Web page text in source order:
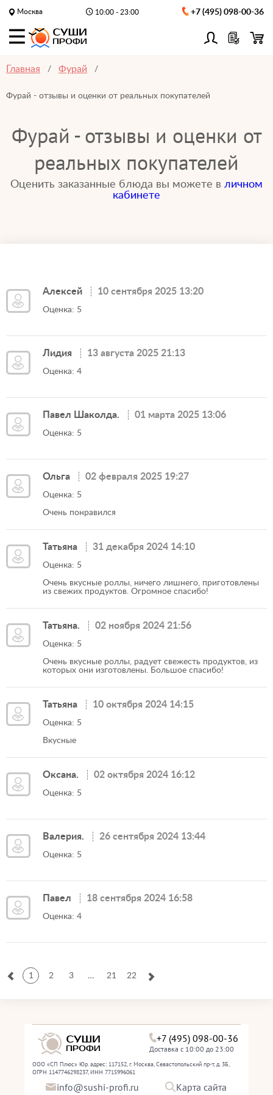
Москва 10:00 - 23:00 +7 (495) 098-00-36
Главная Фурай
Фурай - отзывы и оценки от реальных покупателей
Фурай - отзывы и оценки от
реальных покупателей
Оценить заказанные блюда вы можете в личном
кабинете
Алексей 10 сентября 2025 13:20
Оценка: 5
Лидия 13 августа 2025 21:13
Оценка: 4
Павел Шаколда. 01 марта 2025 13:06
Оценка: 5
Ольга 02 февраля 2025 19:27
Оценка: 5
Очень понравился
Татьяна 31 декабря 2024 14:10
Оценка: 5
Очень вкусные роллы, ничего лишнего, приготовлены
из свежих продуктов. Огромное спасибо!
Татьяна. 02 ноября 2024 21:56
Оценка: 5
Очень вкусные роллы, радует свежесть продуктов, из
которых они изготовлены. Большое спасибо!
Татьяна 10 октября 2024 14:15
Оценка: 5
Вкусные
Оксана. 02 октября 2024 16:12
Оценка: 5
Валерия. 26 сентября 2024 13:44
Оценка: 5
Павел 18 сентября 2024 16:58
Оценка: 4
1 2 3 … 21 22
+7 (495) 098-00-36
Доставка с 10:00 до 23:00
ООО «СП Плюс» Юр. адрес: 117152, г. Москва, Севастопольский пр-т, д. 3Б,
ОГРН 1147746298237, ИНН 7715996061
info@sushi-profi.ru Карта сайта